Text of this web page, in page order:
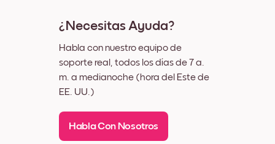
¿Necesitas Ayuda?
Habla con nuestro equipo de
soporte real, todos los días de 7 a.
m. a medianoche (hora del Este de
EE. UU.)
Habla Con Nosotros